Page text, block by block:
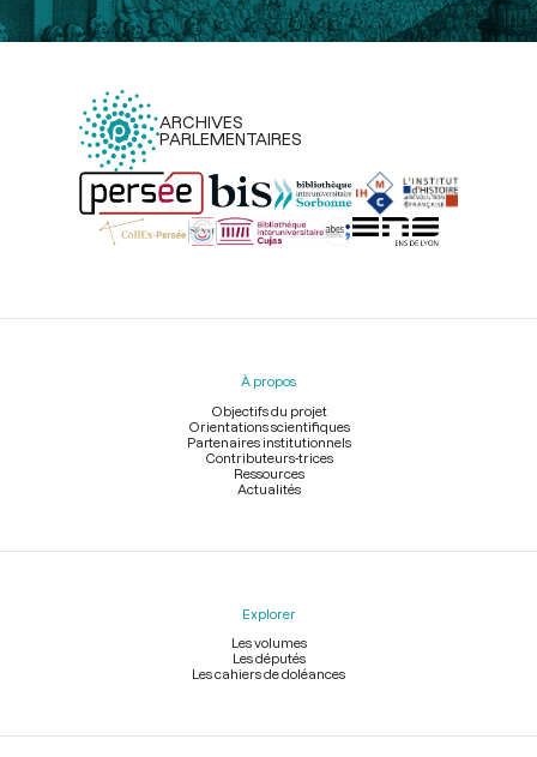
ARCHIVES
PARLEMENTAIRES
Menu
À propos
Objectifs du projet
Orientations scientifiques
Partenaires institutionnels
Contributeurs-trices
Ressources
Actualités
Explorer
Les volumes
Les députés
Les cahiers de doléances